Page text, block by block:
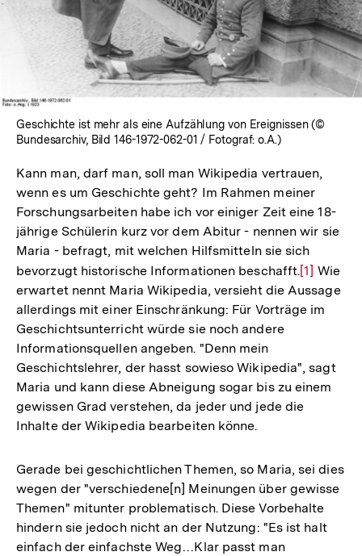
Geschichte ist mehr als eine Aufzählung von Ereignissen (©
Bundesarchiv, Bild 146-1972-062-01 / Fotograf: o.A.)
Kann man, darf man, soll man Wikipedia vertrauen,
wenn es um Geschichte geht? Im Rahmen meiner
Forschungsarbeiten habe ich vor einiger Zeit eine 18-
jährige Schülerin kurz vor dem Abitur - nennen wir sie
Maria - befragt, mit welchen Hilfsmitteln sie sich
bevorzugt historische Informationen beschafft.Zur
Auflösung
der
[1] Wie
erwartet nennt Maria Wikipedia, versieht die Aussage
allerdings mit einer Einschränkung: Für Vorträge im
Geschichtsunterricht würde sie noch andere
Informationsquellen angeben. "Denn mein
Geschichtslehrer, der hasst sowieso Wikipedia", sagt
Maria und kann diese Abneigung sogar bis zu einem
gewissen Grad verstehen, da jeder und jede die
Inhalte der Wikipedia bearbeiten könne.
Gerade bei geschichtlichen Themen, so Maria, sei dies
wegen der "verschiedene[n] Meinungen über gewisse
Themen" mitunter problematisch. Diese Vorbehalte
hindern sie jedoch nicht an der Nutzung: "Es ist halt
einfach der einfachste Weg…Klar passt man